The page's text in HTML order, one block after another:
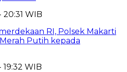
WIB
RI, Polsek Makarti
Putih kepada
WIB